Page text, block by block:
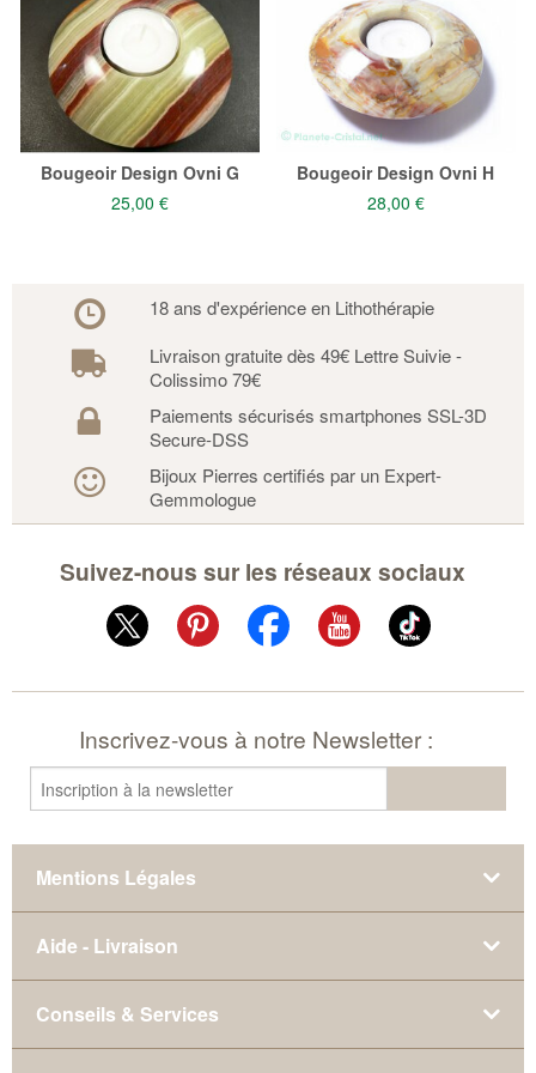
Bougeoir Design Ovni G
25,00 €
Bougeoir Design Ovni H
28,00 €
18 ans d'expérience en Lithothérapie
Livraison gratuite dès 49€ Lettre Suivie -
Colissimo 79€
Paiements sécurisés smartphones SSL-3D
Secure-DSS
Bijoux Pierres certifiés par un Expert-
Gemmologue
Suivez-nous sur les réseaux sociaux
Inscrivez-vous à notre Newsletter :
Mentions Légales
Aide - Livraison
Conseils & Services